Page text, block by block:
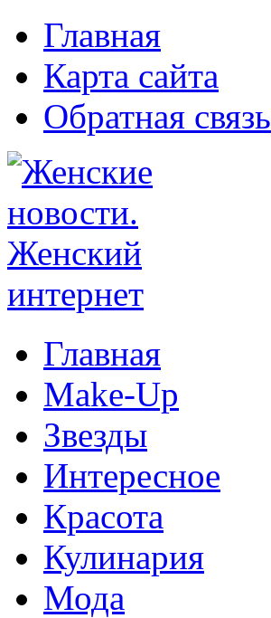
Главная
Карта сайта
Обратная связь
Главная
Make-Up
Звезды
Интересное
Красота
Кулинария
Мода